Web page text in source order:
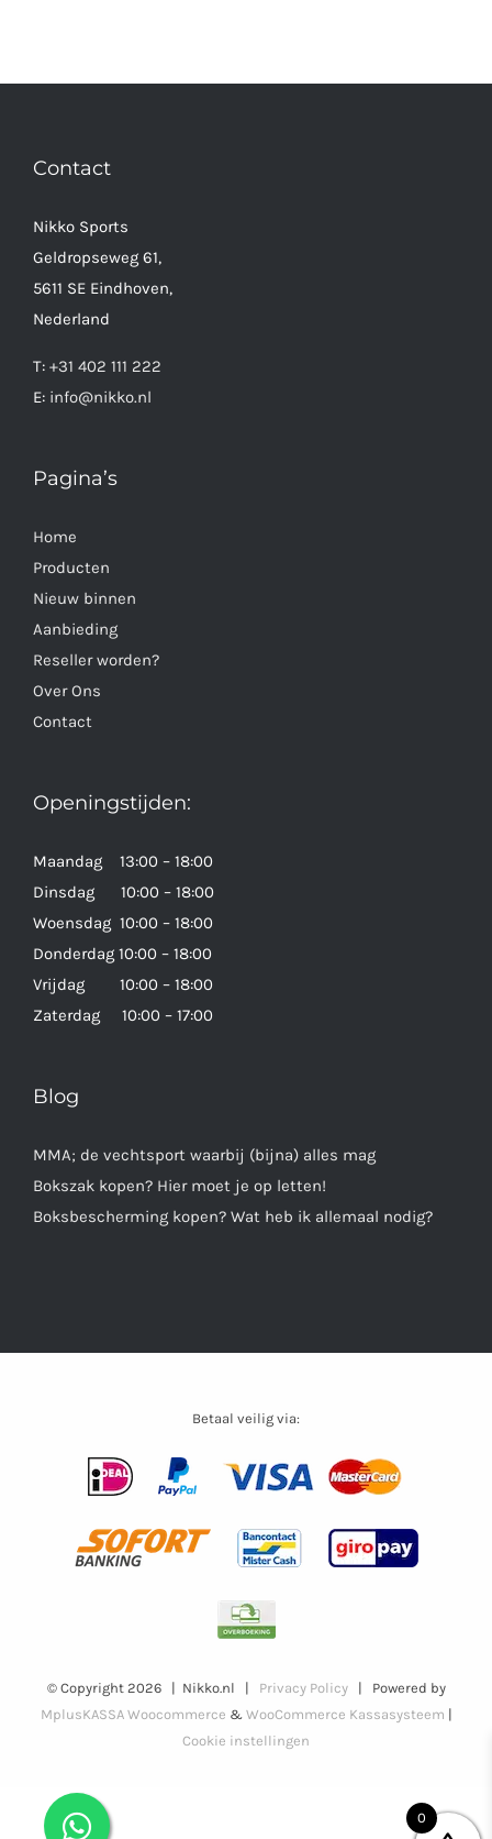
Contact
Nikko Sports
Geldropseweg 61,
5611 SE Eindhoven,
Nederland
T: +31 402 111 222
E: info@nikko.nl
Pagina’s
Home
Producten
Nieuw binnen
Aanbieding
Reseller worden?
Over Ons
Contact
Openingstijden:
Maandag 13:00 – 18:00
Dinsdag 10:00 – 18:00
Woensdag 10:00 – 18:00
Donderdag 10:00 – 18:00
Vrijdag 10:00 – 18:00
Zaterdag 10:00 – 17:00
Blog
MMA; de vechtsport waarbij (bijna) alles mag
Bokszak kopen? Hier moet je op letten!
Boksbescherming kopen? Wat heb ik allemaal nodig?
Betaal veilig via:
© Copyright 2026 | Nikko.nl | Privacy Policy| Powered by
MplusKASSA Woocommerce & WooCommerce Kassasysteem |
Cookie instellingen
0